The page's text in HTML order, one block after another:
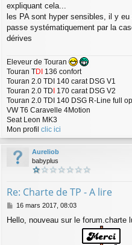
expliquant cela...
les PA sont hyper sensibles, il y
passe systématiquement par la
dérives
Eleveur de Touran
Touran TDI 136 confort
Touran 2.0 TDI 140 carat DSG V1
Touran 2.0 TD 170 carat DSG V2
Touran 2.0 TDI 140 DSG R-Line full
VW T6 Caravelle 4Motion
Seat Leon MK3
Mon profil clic ici
Aureliob
babyplus
Re: Charte de TP - A lire
M
s
16 mars 2017, 08:03
Hello, nouveau sur le forum.charte